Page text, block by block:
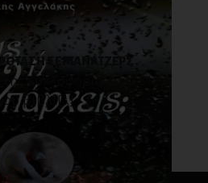
ΣΕ ΜΑΝΑΤΖΕΡΣ
της κυκλοφορίας του 31ου
βιβλί[...]